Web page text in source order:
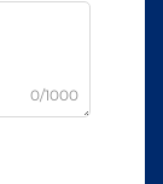
0/1000